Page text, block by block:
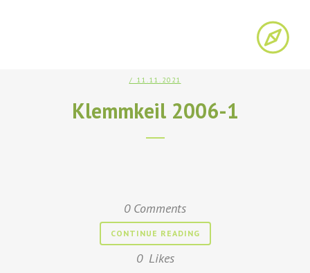
/ 11.11.2021
Klemmkeil 2006-1
0 Comments
CONTINUE READING
0 Likes